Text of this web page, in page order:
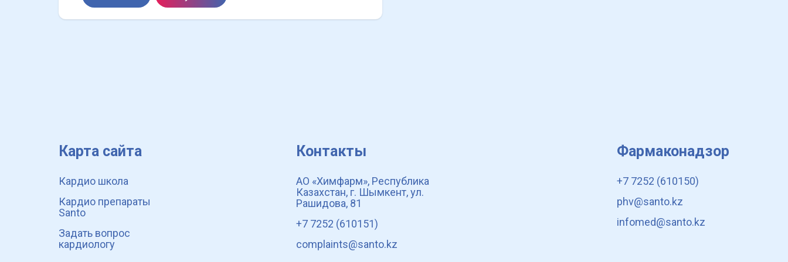
Карта сайта
Кардио школа
Кардио препараты
Santo
Задать вопрос
кардиологу
Контакты
АО «Химфарм», Республика
Казахстан, г. Шымкент, ул.
Рашидова, 81
+7 7252 (610151)
complaints@santo.kz
Фармаконадзор
+7 7252 (610150)
phv@santo.kz
infomed@santo.kz